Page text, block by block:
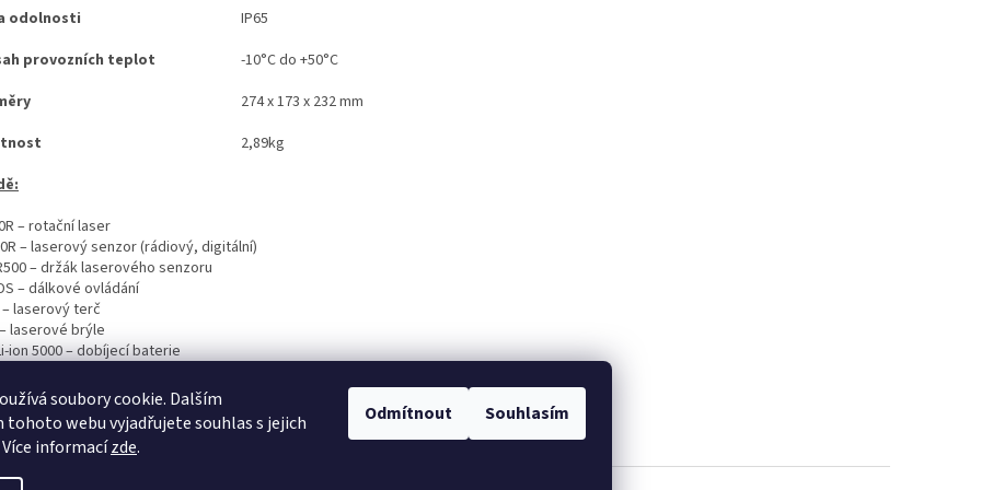
soubory cookie. Dalším
tohoto webu vyjadřujete souhlas s jejich
informacízde.
Odmítnout Souhlasím
odolnosti
IP65
provozních teplot
-10°C do +50°C
274 x 173 x 232 mm
2,89kg
– rotační laser
– laserový senzor (rádiový, digitální)
– držák laserového senzoru
– dálkové ovládání
– laserový terč
– laserové brýle
ion 5000 – dobíjecí baterie
kufr